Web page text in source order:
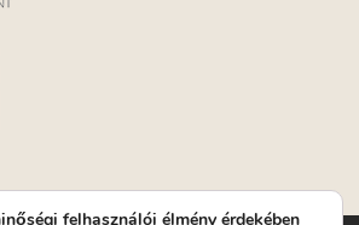
felhasználói élmény érdekében